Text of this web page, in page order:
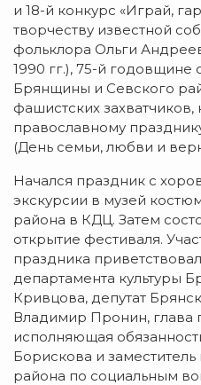
и 18-й конкурс «Играй,
творчеству известной
фольклора Ольги
1990 гг.), 75-й
Брянщины и Севского
фашистских
православному
(День семьи, любви и
Начался праздник с
экскурсии в музей
района в КДЦ. Затем
открытие фестиваля.
праздника
департамента культуры
Кривцова, депутат
Владимир Пронин, глава
исполняющая
Борискова и
района по социальным